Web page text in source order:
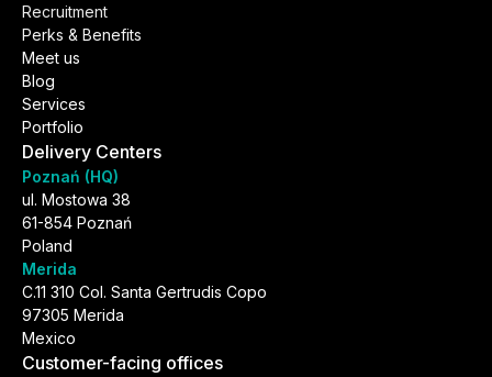
Recruitment
Perks & Benefits
Meet us
Blog
Services
Portfolio
Delivery Centers
Poznań (HQ)
ul. Mostowa 38
61-854 Poznań
Poland
Merida
C.11 310 Col. Santa Gertrudis Copo
97305 Merida
Mexico
Customer-facing offices